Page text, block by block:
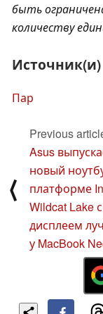
быть
количеству
Источник(и)
Пар
⟨
Previous
Asus
новый
платформе
Wildcat Lake с
дисплеем
у MacBook